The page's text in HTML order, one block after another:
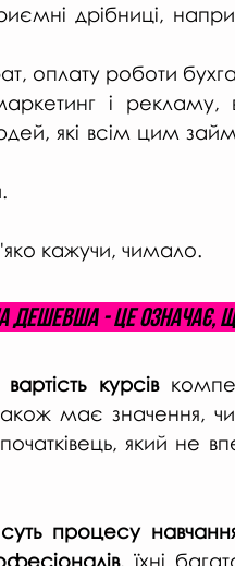
дрібниці,
оплату роботи
і рекламу,
які всім цим
кажучи, чимало.
дешевша - це означає,
курсів
має значення,
який не
суть процесу
, їхні